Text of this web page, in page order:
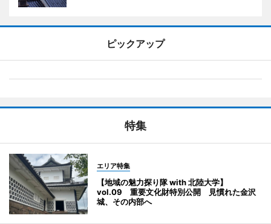
ピックアップ
特集
エリア特集
【地域の魅力探り隊 with 北陸大学】
vol.09 重要文化財特別公開 見慣れた金沢
城、その内部へ